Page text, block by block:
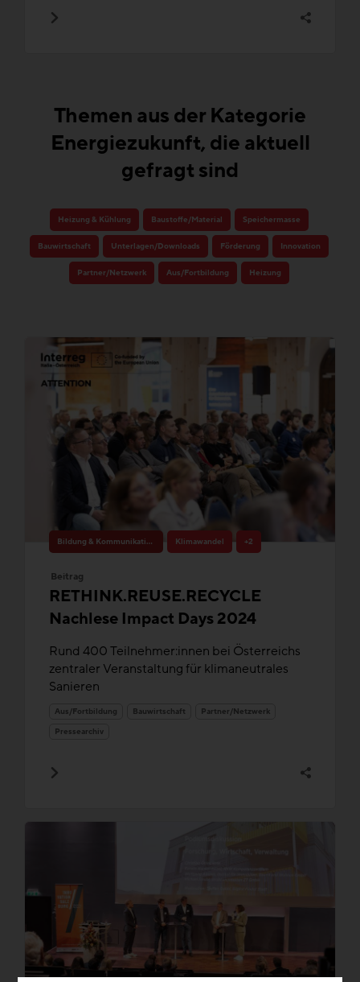
Bildung & Kommunikation Klimawandel +2
Beitrag
RETHINK.REUSE.RECYCLE
Nachlese Impact Days 2024
Rund 400 Teilnehmer:innen bei Österreichs
zentraler Veranstaltung für klimaneutrales
Sanieren
Aus/Fortbildung Bauwirtschaft
Partner/Netzwerk
Pressearchiv
Themen aus der Kategorie
Energiezukunft, die aktuell
gefragt sind
Heizung & Kühlung Baustoffe/Material Speichermasse
Bauwirtschaft Unterlagen/Downloads Förderung Innovation
Partner/Netzwerk Aus/Fortbildung Heizung